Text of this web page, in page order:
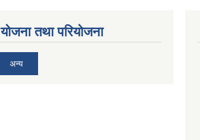
योजना तथा परियोजना
अन्य